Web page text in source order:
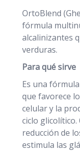
OrtoBlend
fórmula
alcalinizantes
verduras.
Para qué sirve
Es una
que favorece
celular y la
ciclo
reducción de
estimula las